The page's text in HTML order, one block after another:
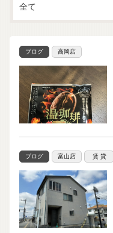
ブログ 高岡店
ブログ 富山店 賃 貸